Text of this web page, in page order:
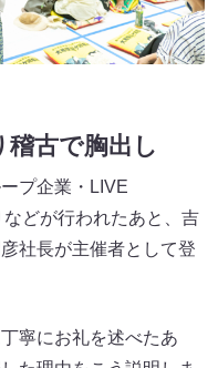
古で胸出し
プ企業・LIVE
どが行われたあと、吉
社長が主催者として登
寧にお礼を述べたあ